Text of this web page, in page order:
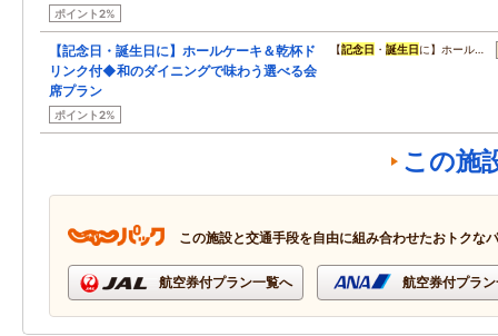
ポイント2%
【記念日・誕生日に】ホールケーキ＆乾杯ド
リンク付◆和のダイニングで味わう選べる会
席プラン
ポイント2%
【記念日 ・ 誕生日 に】ホール…
この施
この施設と交通手段を自由に組み合わせたおトクな
航空券付プラン一覧へ 航空券付プラ